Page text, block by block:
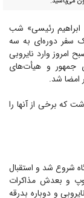
ابراهیم رئیسی» شب
سفر دوره‌ای به سه
امروز وارد نایروبی
جمهور و هیأت‌های
امضا شد.
که برخی از آنها را
شروع شد و استقبال
و شلیک ۲۱ گلوله توپ و بعدش مذاکرات
و دوباره بدرقه